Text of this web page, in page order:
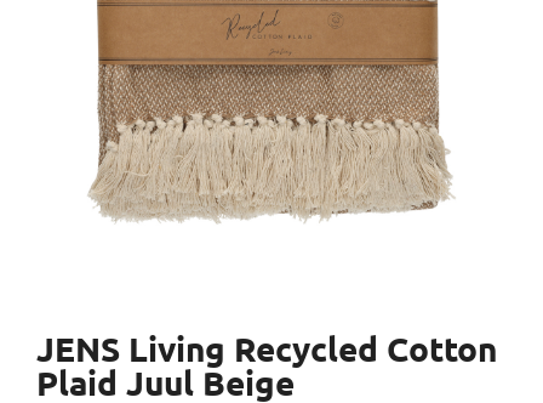
JENS Living Recycled Cotton
Plaid Juul Beige